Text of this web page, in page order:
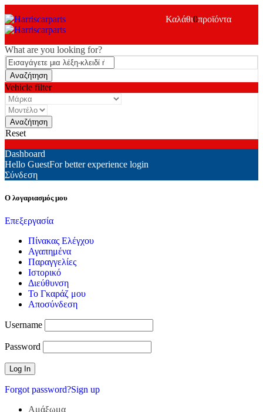
Καλάθι0προϊόντα
What are you looking for?
Vehicle filter
Reset
Dashboard
Hello GuestFor better experience login
Σύνδεση
Ο λογαριασμός μου
Επεξεργασία
Πίνακας Ελέγχου
Αγαπημένα
Παραγγελίες
Ιστορικό
Διεύθυνση
Το Γκαράζ μου
Αποσύνδεση
Username
Password
Forgot password?Sign up
Αμάξωμα